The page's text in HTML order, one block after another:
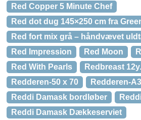
Red Copper 5 Minute Chef
Red dot dug 145×250 cm fra
Red fort mix grå – håndvævet
Red Impression
Red Moon
Red With Pearls
Redbreast 12y.
Redderen-50 x 70
Redderen-A3
Reddi Damask bordløber
Reddi Damask Dækkeserviet